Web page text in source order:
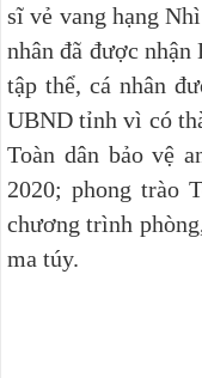
sĩ vẻ vang hạng
nhân đã được nhận
tập thể, cá nhân
UBND tỉnh vì có
Toàn dân bảo vệ
2020; phong trào
chương trình
ma túy.